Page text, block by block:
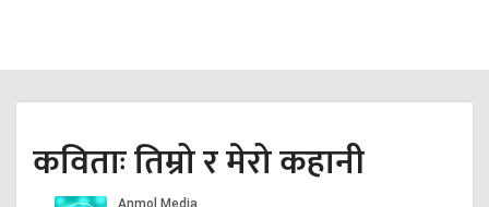
कविताः तिम्रो र मेरो कहानी